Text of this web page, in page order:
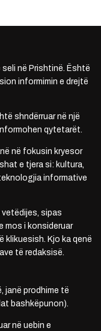
në Prishtinë. Është
informimin e drejtë
shndërruar në një
qytetarët.
në fokusin kryesor
e tjera si: kultura,
informative
vetëdijes, sipas
mos i konsideruar
klikuesish. Kjo ka qenë
të redaksisë.
janë prodhime të
bashkëpunon).
në uebin e